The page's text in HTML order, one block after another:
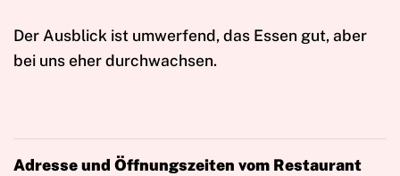
Der Ausblick ist umwerfend, das Essen gut, aber
bei uns eher durchwachsen.
Adresse und Öffnungszeiten vom Restaurant